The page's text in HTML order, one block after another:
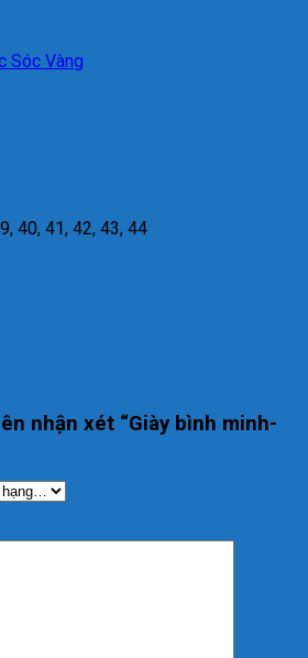
Sóc Vàng
40, 41, 42, 43, 44
nhận xét “Giày bình minh-